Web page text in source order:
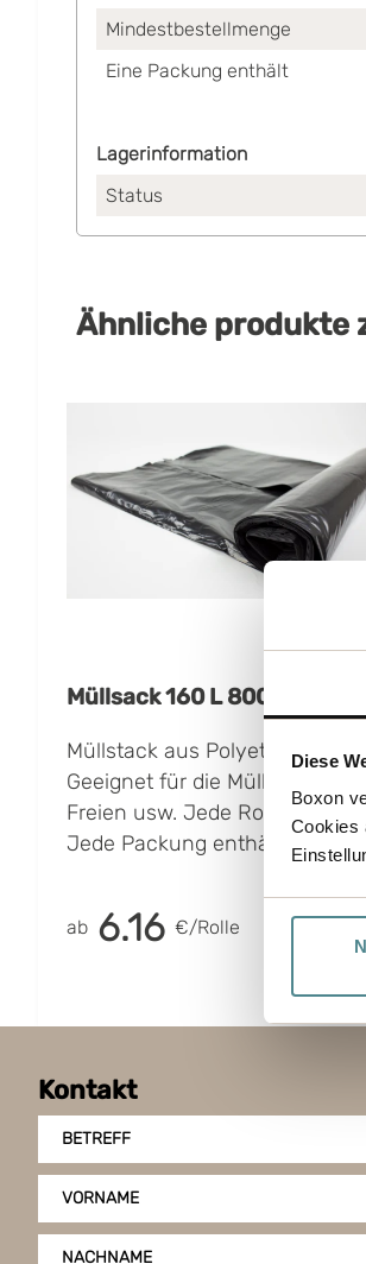
Diese
Boxon
Cookies
Mindestbestellmenge
Eine Packung enthält
Lagerinformation
Status
Ähnliche produkte
Müllsack 160 L 800x1250
Müllstack aus Polyethylen
Geeignet für die
Freien usw. Jede Rolle enthält
Jede Packung enthält 10 Rollen.
ab 6.16 €/Rolle
Kontakt
BETREFF
VORNAME
NACHNAME